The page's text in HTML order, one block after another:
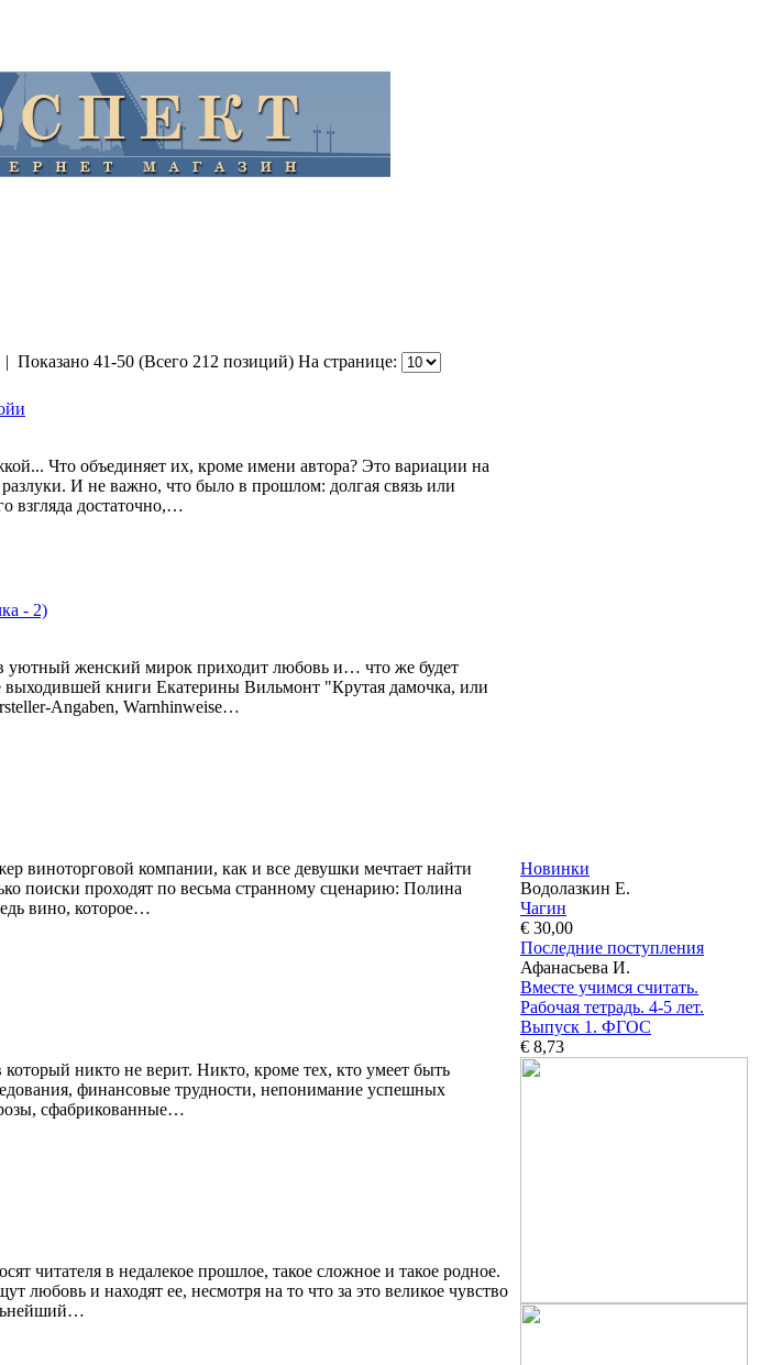
| Показано 41-50 (Всего 212 позиций) На странице:
Что объединяет их, кроме имени автора? Это вариации на
И не важно, что было в прошлом: долгая связь или
взгляда достаточно,…
- 2)
уютный женский мирок приходит любовь и… что же будет
выходившей книги Екатерины Вильмонт "Крутая дамочка, или
Angaben, Warnhinweise…
виноторговой компании, как и все девушки мечтает найти
поиски проходят по весьма странному сценарию: Полина
вино, которое…
никто не верит. Никто, кроме тех, кто умеет быть
финансовые трудности, непонимание успешных
сфабрикованные…
читателя в недалекое прошлое, такое сложное и такое родное.
любовь и находят ее, несмотря на то что за это великое чувство
Новинки
Водолазкин Е.
Чагин
€ 30,00
Последние поступления
Афанасьева И.
Вместе учимся считать.
Рабочая тетрадь. 4-5 лет.
Выпуск 1. ФГОС
€ 8,73